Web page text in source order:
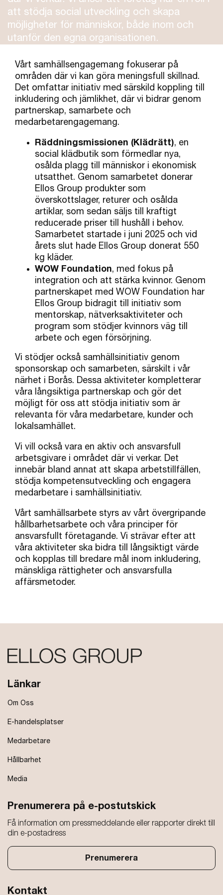
att stödja social utveckling och skapa
möjligheter för människor, både inom och
utanför den egna organisationen.
Vårt samhällsengagemang fokuserar på
områden där vi kan göra meningsfull skillnad.
Det omfattar initiativ med särskild koppling till
inkludering och jämlikhet, där vi bidrar genom
partnerskap, samarbete och
medarbetarengagemang.
Räddningsmissionen (Klädrätt), en
social klädbutik som förmedlar nya,
osålda plagg till människor i ekonomisk
utsatthet. Genom samarbetet donerar
Ellos Group produkter som
överskottslager, returer och osålda
artiklar, som sedan säljs till kraftigt
reducerade priser till hushåll i behov.
Samarbetet startade i juni 2025 och vid
årets slut hade Ellos Group donerat 550
kg kläder.
WOW Foundation, med fokus på
integration och att stärka kvinnor. Genom
partnerskapet med WOW Foundation har
Ellos Group bidragit till initiativ som
mentorskap, nätverksaktiviteter och
program som stödjer kvinnors väg till
arbete och egen försörjning.
Vi stödjer också samhällsinitiativ genom
sponsorskap och samarbeten, särskilt i vår
närhet i Borås. Dessa aktiviteter kompletterar
våra långsiktiga partnerskap och gör det
möjligt för oss att stödja initiativ som är
relevanta för våra medarbetare, kunder och
lokalsamhället.
Vi vill också vara en aktiv och ansvarsfull
arbetsgivare i området där vi verkar. Det
innebär bland annat att skapa arbetstillfällen,
stödja kompetensutveckling och engagera
medarbetare i samhällsinitiativ.
Vårt samhällsarbete styrs av vårt övergripande
hållbarhetsarbete och våra principer för
ansvarsfullt företagande. Vi strävar efter att
våra aktiviteter ska bidra till långsiktigt värde
och kopplas till bredare mål inom inkludering,
mänskliga rättigheter och ansvarsfulla
affärsmetoder.
Länkar
Om Oss
E-handelsplatser
Medarbetare
Hållbarhet
Media
Prenumerera på e-postutskick
Få information om pressmeddelande eller rapporter direkt till
din e-postadress
Prenumerera
Kontakt